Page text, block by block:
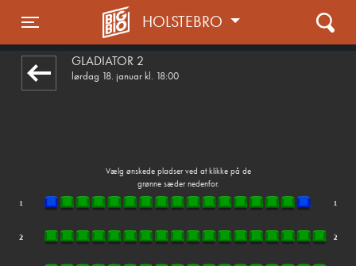
Toggle navigation
HOLSTEBRO
GLADIATOR 2
lørdag 18. januar kl. 18:00
Vælg ønskede pladser ved at klikke på de
grønne sæder nedenfor.
front03-cc 095707